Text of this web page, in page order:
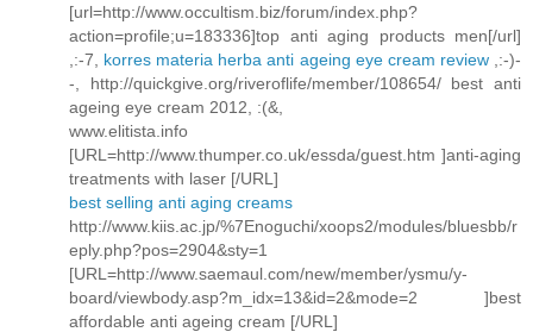
[url=http://www.occultism.biz/forum/index.php?
action=profile;u=183336]top anti aging products men[/url]
,:-7, korres materia herba anti ageing eye cream review,:-)-
-, http://quickgive.org/riveroflife/member/108654/ best anti
ageing eye cream 2012, :(&,
www.elitista.info
[URL=http://www.thumper.co.uk/essda/guest.htm ]anti-aging
treatments with laser [/URL]
best selling anti aging creams
http://www.kiis.ac.jp/%7Enoguchi/xoops2/modules/bluesbb/r
eply.php?pos=2904&sty=1
[URL=http://www.saemaul.com/new/member/ysmu/y-
board/viewbody.asp?m_idx=13&id=2&mode=2 ]best
affordable anti ageing cream [/URL]